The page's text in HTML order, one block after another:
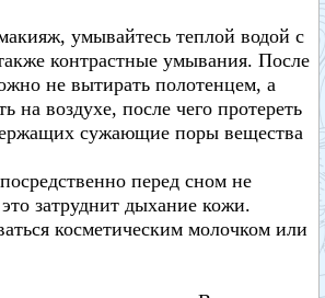
умывайтесь теплой водой с
контрастные умывания. После
не вытирать полотенцем, а
на воздухе, после чего протереть
сужающие поры вещества
перед сном не
затруднит дыхание кожи.
косметическим молочком или